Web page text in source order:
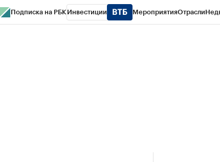
Подписка на РБК Инвестиции МероприятияОтрасли